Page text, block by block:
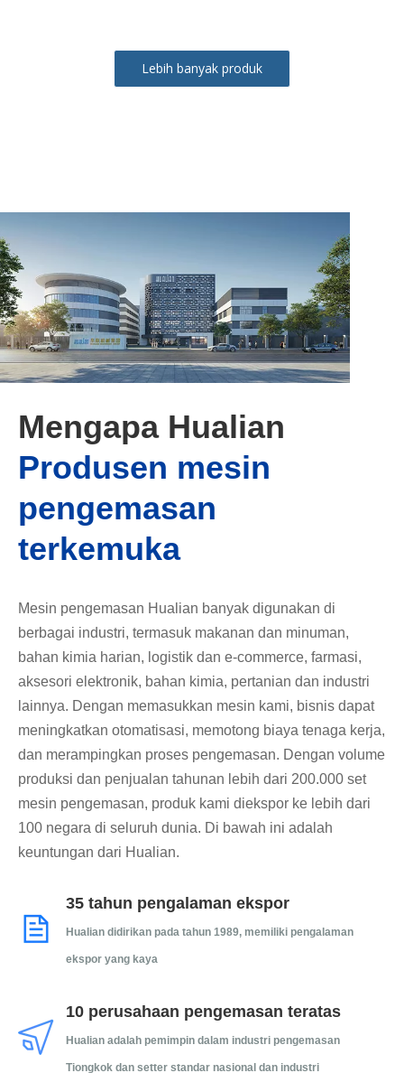
Lebih banyak produk
Mengapa Hualian
Produsen mesin
pengemasan
terkemuka
Mesin pengemasan Hualian banyak digunakan di
berbagai industri, termasuk makanan dan minuman,
bahan kimia harian, logistik dan e-commerce, farmasi,
aksesori elektronik, bahan kimia, pertanian dan industri
lainnya. Dengan memasukkan mesin kami, bisnis dapat
meningkatkan otomatisasi, memotong biaya tenaga kerja,
dan merampingkan proses pengemasan. Dengan volume
produksi dan penjualan tahunan lebih dari 200.000 set
mesin pengemasan, produk kami diekspor ke lebih dari
100 negara di seluruh dunia. Di bawah ini adalah
keuntungan dari Hualian.
35 tahun pengalaman ekspor
Hualian didirikan pada tahun 1989, memiliki pengalaman
ekspor yang kaya
10 perusahaan pengemasan teratas
Hualian adalah pemimpin dalam industri pengemasan
Tiongkok dan setter standar nasional dan industri